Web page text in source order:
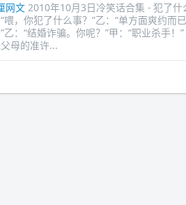
网文 2010年10月3日冷笑话合集 - 犯了
，你犯了什么事？”乙：“单方面爽约而
：“结婚诈骗。你呢？”甲：“职业杀手
母的准许...